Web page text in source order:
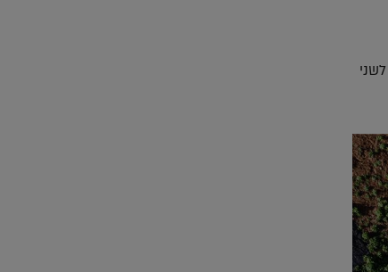
מגוריהם ועל כן חשיבותם רבה. השנה, בחרה ועדת השיפוט להעניק את פרס רכטר לשנת 2021 לשני